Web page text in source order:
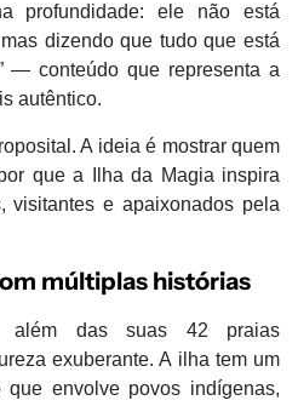
profundidade: ele não está
dizendo que tudo que está
— conteúdo que representa a
autêntico.
A ideia é mostrar quem
que a Ilha da Magia inspira
e apaixonados pela
múltiplas histórias
além das suas 42 praias
exuberante. A ilha tem um
envolve povos indígenas,